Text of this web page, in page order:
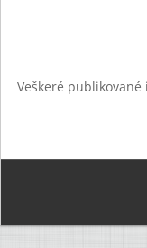
Veškeré